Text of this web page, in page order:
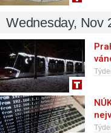
Wednesday, Nov